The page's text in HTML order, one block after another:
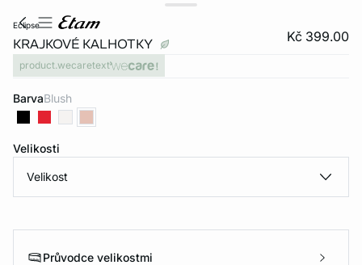
eclipse
KRAJKOVÉ KALHOTKY Kč 399.00
product.wecaretext
Barva blush
Velikosti
Velikost
Průvodce velikostmi